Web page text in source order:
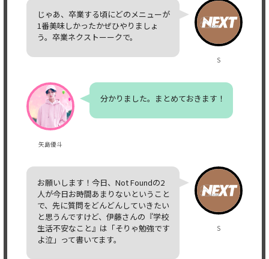
S
じゃあ、卒業する頃にどのメニューが
1番美味しかったかぜひやりましょ
う。卒業ネクストーークで。
矢島優斗
分かりました。まとめておきます！
S
お願いします！今日、Not Foundの2
人が今日お時間あまりないということ
で、先に質問をどんどんしていきたい
と思うんですけど、伊藤さんの『学校
生活不安なこと』は「そりゃ勉強です
よ泣」って書いてます。